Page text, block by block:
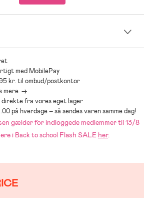
i henhold til EN1888-2.
håndbagage på fly. Forskellige flyselskaper
22 kg.
med MobilePay
kr. til ombud/postkontor
mere ->
direkte fra vores eget lager
på hverdage – så sendes varen samme dag!
gælder for indloggede medlemmer til 13/8
i Back to school Flash SALE her.